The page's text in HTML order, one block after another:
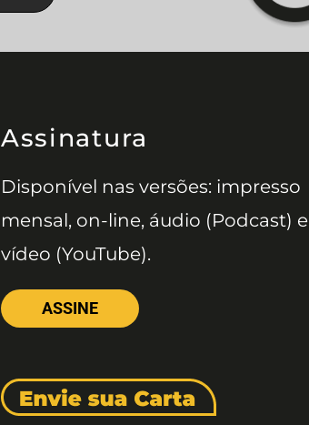
Assinatura
Disponível nas versões: impresso
mensal, on-line, áudio (Podcast) e
vídeo (YouTube).
ASSINE